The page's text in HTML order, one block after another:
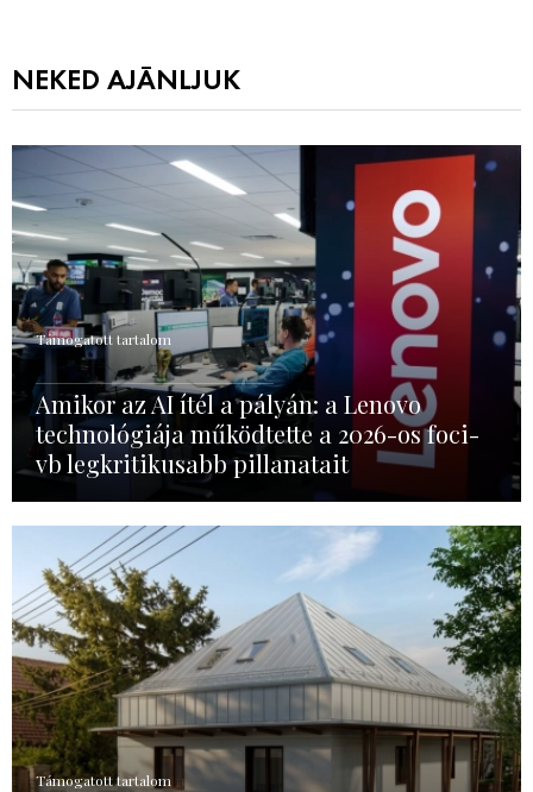
NEKED AJÁNLJUK
Támogatott tartalom
Amikor az AI ítél a pályán: a Lenovo
technológiája működtette a 2026-os foci-
vb legkritikusabb pillanatait
Támogatott tartalom